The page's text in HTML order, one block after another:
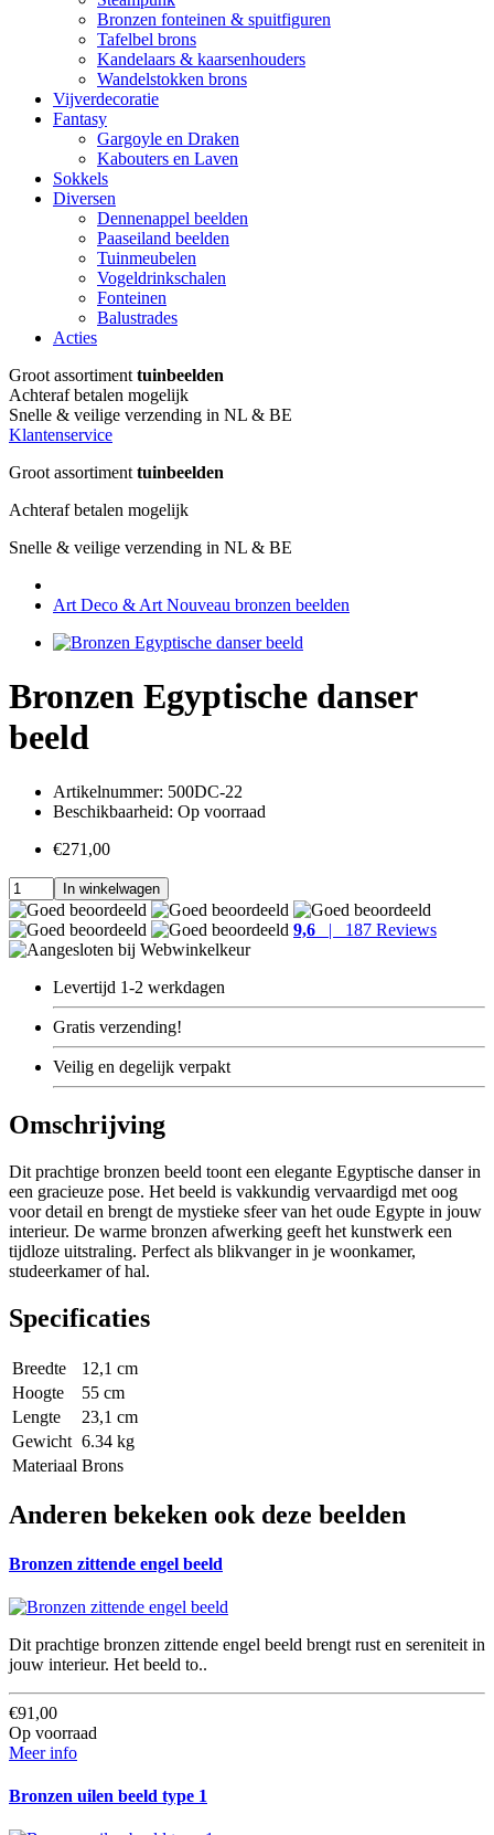
Bronzen fonteinen & spuitfiguren
Tafelbel brons
Kandelaars & kaarsenhouders
Wandelstokken brons
Vijverdecoratie
Fantasy
Gargoyle en Draken
Kabouters en Laven
Sokkels
Diversen
Dennenappel beelden
Paaseiland beelden
Tuinmeubelen
Vogeldrinkschalen
Fonteinen
Balustrades
Acties
Groot assortiment tuinbeelden
Achteraf betalen mogelijk
Snelle & veilige verzending in NL & BE
Klantenservice
Groot assortiment tuinbeelden
Achteraf betalen mogelijk
Snelle & veilige verzending in NL & BE
Art Deco & Art Nouveau bronzen beelden
Bronzen Egyptische danser
beeld
Artikelnummer: 500DC-22
Beschikbaarheid: Op voorraad
€271,00
In winkelwagen
9,6 | 187 Reviews
Levertijd 1-2 werkdagen
Gratis verzending!
Veilig en degelijk verpakt
Omschrijving
Dit prachtige bronzen beeld toont een elegante Egyptische danser in
een gracieuze pose. Het beeld is vakkundig vervaardigd met oog
voor detail en brengt de mystieke sfeer van het oude Egypte in jouw
interieur. De warme bronzen afwerking geeft het kunstwerk een
tijdloze uitstraling. Perfect als blikvanger in je woonkamer,
studeerkamer of hal.
Specificaties
Breedte
12,1 cm
Hoogte
55 cm
Lengte
23,1 cm
Gewicht 6.34 kg
Materiaal Brons
Anderen bekeken ook deze beelden
Bronzen zittende engel beeld
Dit prachtige bronzen zittende engel beeld brengt rust en sereniteit in
jouw interieur. Het beeld to..
€91,00
Op voorraad
Meer info
Bronzen uilen beeld type 1